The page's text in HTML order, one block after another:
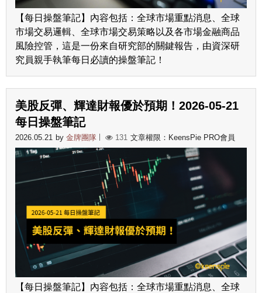
【每日操盤筆記】內容包括：全球市場重點消息、全球
市場交易邏輯、全球市場交易策略以及各市場金融商品
風險控管，這是一份來自研究部的關鍵報告，由資深研
究員親手執筆每日必讀的操盤筆記！
美股反彈、輝達財報優於預期！2026-05-21
每日操盤筆記
2026.05.21 by 金牌團隊 131 文章權限：KeensPie PRO會員
【每日操盤筆記】內容包括：全球市場重點消息、全球